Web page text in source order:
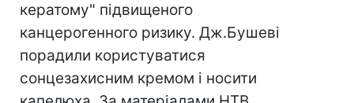
кератому" підвищеного
канцерогенного ризику. Дж.Бушеві
порадили користуватися
сонцезахисним кремом і носити